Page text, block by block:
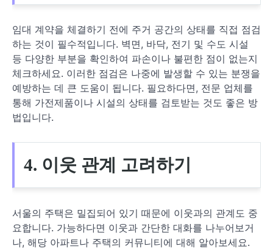
임대 계약을 체결하기 전에 주거 공간의 상태를 직접 점검
하는 것이 필수적입니다. 벽면, 바닥, 전기 및 수도 시설
등 다양한 부분을 확인하여 파손이나 불편한 점이 없는지
체크하세요. 이러한 점검은 나중에 발생할 수 있는 분쟁을
예방하는 데 큰 도움이 됩니다. 필요하다면, 전문 업체를
통해 가전제품이나 시설의 상태를 검토받는 것도 좋은 방
법입니다.
4. 이웃 관계 고려하기
서울의 주택은 밀집되어 있기 때문에 이웃과의 관계도 중
요합니다. 가능하다면 이웃과 간단한 대화를 나누어보거
나, 해당 아파트나 주택의 커뮤니티에 대해 알아보세요.